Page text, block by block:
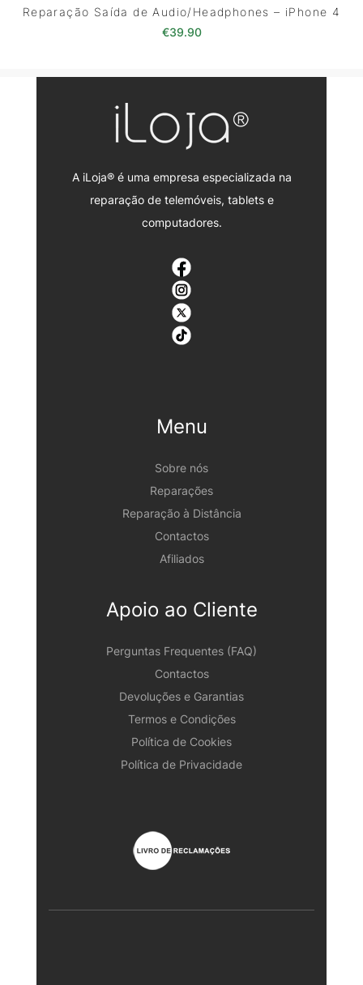
Reparação Saída de Audio/Headphones – iPhone 4
€39.90
A iLoja® é uma empresa especializada na
reparação de telemóveis, tablets e
computadores.
Menu
Sobre nós
Reparações
Reparação à Distância
Contactos
Afiliados
Apoio ao Cliente
Perguntas Frequentes (FAQ)
Contactos
Devoluções e Garantias
Termos e Condições
Política de Cookies
Política de Privacidade